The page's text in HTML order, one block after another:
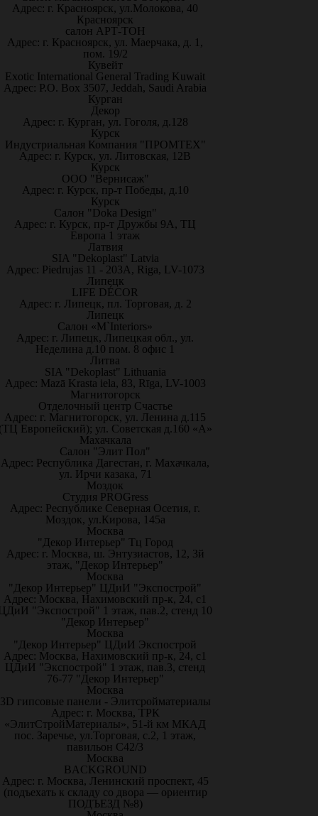
Адрес: г. Красноярск, ул.Молокова, 40
Красноярск
салон АРТ-ТОН
Адрес: г. Красноярск, ул. Маерчака, д. 1,
пом. 19/2
Кувейт
Exotic International General Trading Kuwait
Адрес: P.O. Box 3507, Jeddah, Saudi Arabia
Курган
Декор
Адрес: г. Курган, ул. Гоголя, д.128
Курск
Индустриальная Компания "ПРОМТЕХ"
Адрес: г. Курск, ул. Литовская, 12В
Курск
ООО "Вернисаж"
Адрес: г. Курск, пр-т Победы, д.10
Курск
Салон "Doka Design"
Адрес: г. Курск, пр-т Дружбы 9А, ТЦ
Европа 1 этаж
Латвия
SIA "Dekoplast" Latvia
Адрес: Piedrujas 11 - 203A, Riga, LV-1073
Липецк
LIFE DÉCOR
Адрес: г. Липецк, пл. Торговая, д. 2
Липецк
Салон «M`Interiors»
Адрес: г. Липецк, Липецкая обл., ул.
Неделина д.10 пом. 8 офис 1
Литва
SIA "Dekoplast" Lithuania
Адрес: Mazā Krasta iela, 83, Rīga, LV-1003
Магнитогорск
Отделочный центр Счастье
Адрес: г. Магнитогорск, ул. Ленина д.115
Европейский); ул. Советская д.160 «А»
Махачкала
Салон "Элит Пол"
Адрес: Республика Дагестан, г. Махачкала,
ул. Ирчи казака, 71
Моздок
Студия PROGress
Адрес: Республике Северная Осетия, г.
Моздок, ул.Кирова, 145а
Москва
"Декор Интерьер" Тц Город
Адрес: г. Москва, ш. Энтузиастов, 12, 3й
этаж, "Декор Интерьер"
Москва
"Декор Интерьер" ЦДиИ "Экспострой"
Адрес: Москва, Нахимовский пр-к, 24, с1
"Экспострой" 1 этаж, пав.2, стенд 10
"Декор Интерьер"
Москва
"Декор Интерьер" ЦДиИ Экспострой
Адрес: Москва, Нахимовский пр-к, 24, с1
ЦДиИ "Экспострой" 1 этаж, пав.3, стенд
76-77 "Декор Интерьер"
Москва
3D гипсовые панели - Элитсройматериалы
Адрес: г. Москва, ТРК
«ЭлитСтройМатериалы», 51-й км МКАД
пос. Заречье, ул.Торговая, с.2, 1 этаж,
павильон С42/3
Москва
BACKGROUND
Адрес: г. Москва, Ленинский проспект, 45
(подъехать к складу со двора — ориентир
ПОДЪЕЗД №8)